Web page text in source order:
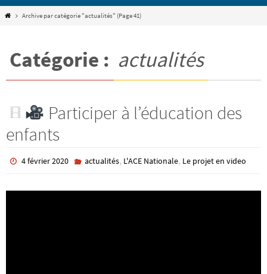
HomeArchive par catégorie "actualités" (Page 41)
Catégorie : actualités
Participer à l’éducation des
enfants
4 février 2020 actualités, L'ACE Nationale, Le projet en video